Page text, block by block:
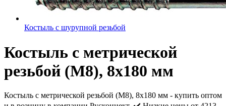
Костыль с шурупной резьбой
Костыль с метрической
резьбой (М8), 8х180 мм
Костыль с метрической резьбой (М8), 8х180 мм - купить оптом